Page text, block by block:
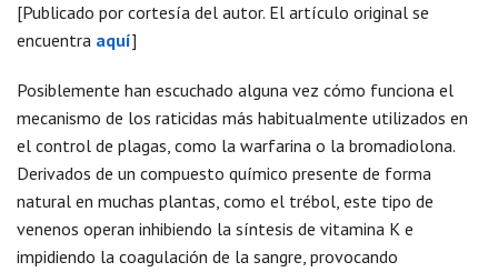
[Publicado por cortesía del autor. El artículo original se
encuentra aquí]
Posiblemente han escuchado alguna vez cómo funciona el
mecanismo de los raticidas más habitualmente utilizados en
el control de plagas, como la warfarina o la bromadiolona.
Derivados de un compuesto químico presente de forma
natural en muchas plantas, como el trébol, este tipo de
venenos operan inhibiendo la síntesis de vitamina K e
impidiendo la coagulación de la sangre, provocando